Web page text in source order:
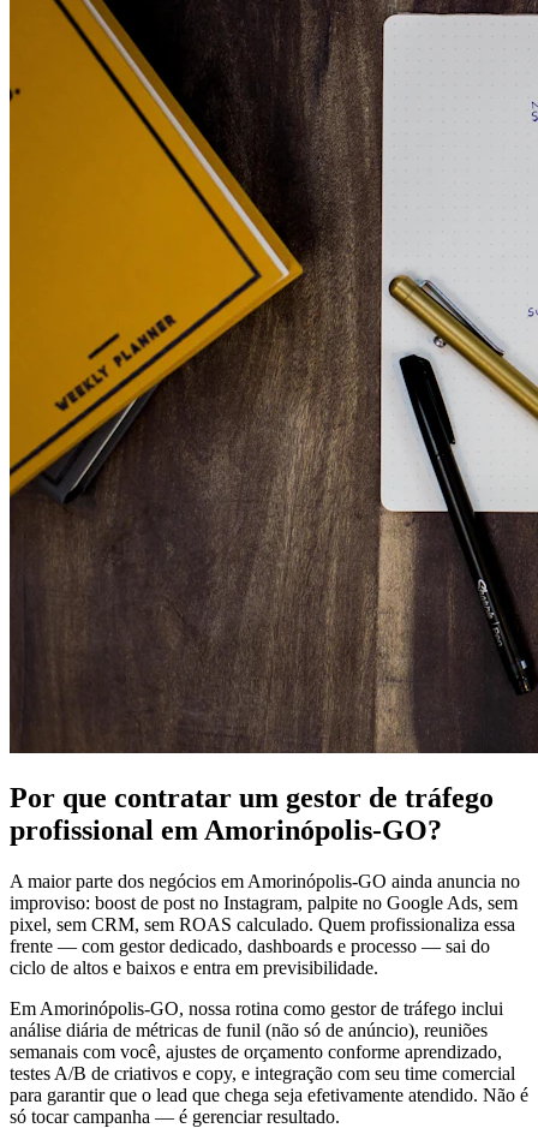
Por que contratar um gestor de tráfego
profissional em Amorinópolis-GO?
A maior parte dos negócios em Amorinópolis-GO ainda anuncia no
improviso: boost de post no Instagram, palpite no Google Ads, sem
pixel, sem CRM, sem ROAS calculado. Quem profissionaliza essa
frente — com gestor dedicado, dashboards e processo — sai do
ciclo de altos e baixos e entra em previsibilidade.
Em Amorinópolis-GO, nossa rotina como gestor de tráfego inclui
análise diária de métricas de funil (não só de anúncio), reuniões
semanais com você, ajustes de orçamento conforme aprendizado,
testes A/B de criativos e copy, e integração com seu time comercial
para garantir que o lead que chega seja efetivamente atendido. Não é
só tocar campanha — é gerenciar resultado.